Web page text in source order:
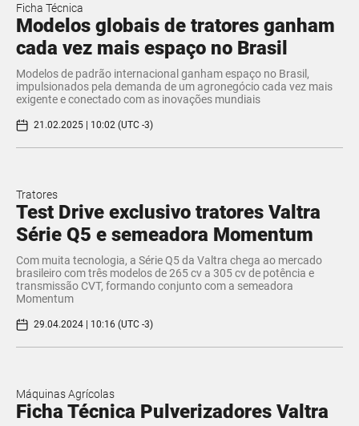
Ficha Técnica
Modelos globais de tratores ganham
cada vez mais espaço no Brasil
Modelos de padrão internacional ganham espaço no Brasil,
impulsionados pela demanda de um agronegócio cada vez mais
exigente e conectado com as inovações mundiais
21.02.2025 | 10:02 (UTC -3)
Tratores
Test Drive exclusivo tratores Valtra
Série Q5 e semeadora Momentum
Com muita tecnologia, a Série Q5 da Valtra chega ao mercado
brasileiro com três modelos de 265 cv a 305 cv de potência e
transmissão CVT, formando conjunto com a semeadora
Momentum
29.04.2024 | 10:16 (UTC -3)
Máquinas Agrícolas
Ficha Técnica Pulverizadores Valtra